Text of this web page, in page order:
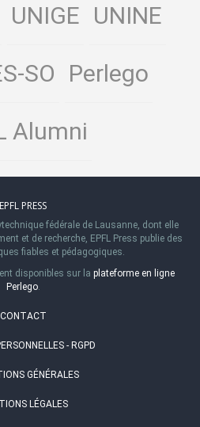
UNIGE UNINE
SO Perlego
Alumni
EPFL PRESS
fédérale de Lausanne, dont elle
et de recherche, EPFL Press publie des
fiables et pédagogiques.
disponibles sur la plateforme en ligne
Perlego.
CONTACT
- RGPD
GÉNÉRALES
LÉGALES